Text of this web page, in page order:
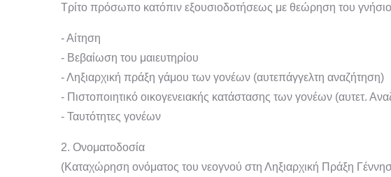
Τρίτο πρόσωπο κατόπιν εξουσιοδοτήσεως με θεώρηση του
- Αίτηση
- Βεβαίωση του μαιευτηρίου
- Ληξιαρχική πράξη γάμου των γονέων (αυτεπάγγελτη αναζήτηση)
- Πιστοποιητικό οικογενειακής κατάστασης των γονέων (αυτετ.
- Ταυτότητες γονέων
2. Ονοματοδοσία
(Καταχώρηση ονόματος του νεογνού στη Ληξιαρχική Πράξη